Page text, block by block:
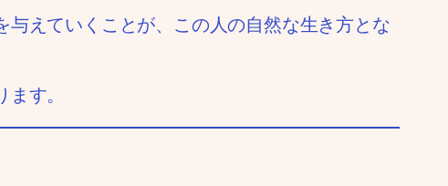
えていくことが、この人の自然な生き方とな
す。